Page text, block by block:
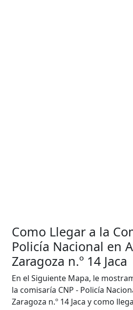
Como Llegar a la
Policía Nacional en
Zaragoza n.º 14 Jaca
En el Siguiente Mapa, le
la comisaría CNP - Policía
Zaragoza n.º 14 Jaca y como